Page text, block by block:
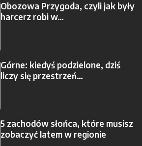
Obozowa Przygoda, czyli jak były
harcerz robi w…
Górne: kiedyś podzielone, dziś
liczy się przestrzeń…
5 zachodów słońca, które musisz
zobaczyć latem w regionie